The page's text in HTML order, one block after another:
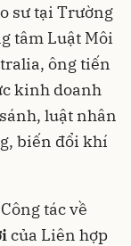
sư tại Trường
tâm Luật Môi
ông tiến
kinh doanh
luật nhân
biến đổi khí
tác về
của Liên hợp